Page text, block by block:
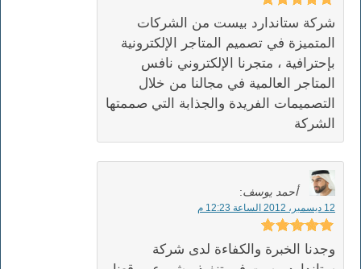
شركة ستاندارد بيست من الشركات
المتميزة في تصميم المتاجر الإلكترونية
بإحترافية ، متجرنا الإلكتروني نافس
المتاجر العالمية في مجالنا من خلال
التصميمات الفريدة والجذابة التي صممتها
الشركة
أحمد يوسف:
12 ديسمبر، 2012 الساعة 12:23 م
وجدنا الخبرة والكفاءة لدى شركة